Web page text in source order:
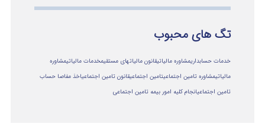
تگ های محبوب
خدمات حسابداریمشاوره مالیاتیقانون مالیاتهای مستقیمخدمات مالیاتیمشاوره
مالياتيمشاوره تامین اجتماعیتامین اجتماعیقانون تامین اجتماعیاخذ مفاصا حساب
تامین اجتماعیانجام کلیه امور بیمه تامین اجتماعی